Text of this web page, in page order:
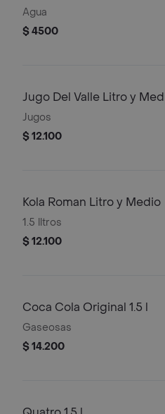
Agua
$ 4500
Jugo Del Valle Litro y
Jugos
$ 12.100
Kola Roman Litro y Medio
1.5 lltros
$ 12.100
Coca Cola Original 1.5 l
Gaseosas
$ 14.200